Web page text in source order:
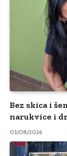
Bez skica i
narukvice i
03/08/2026